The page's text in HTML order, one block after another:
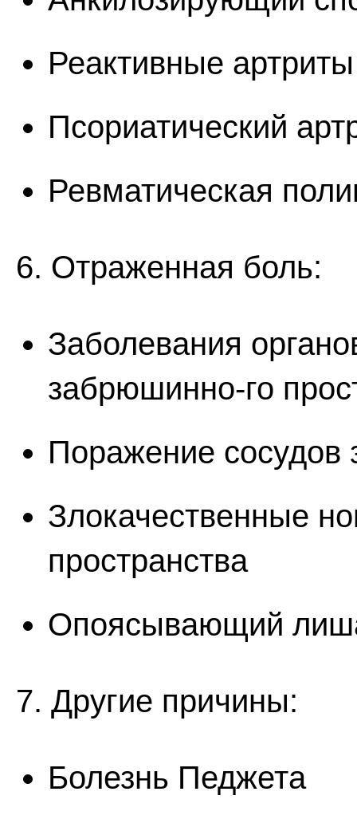
Реактивные
Псориатический
Ревматическая
6. Отраженная боль:
Заболевания
забрюшинно-го
Поражение сосудов
Злокачественные
пространства
Опоясывающий
7. Другие причины:
Болезнь Педжета